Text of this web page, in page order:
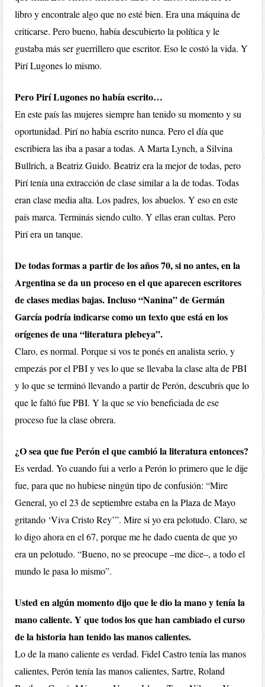
libro y encontrale algo que no esté bien. Era una máquina de
criticarse. Pero bueno, había descubierto la política y le
gustaba más ser guerrillero que escritor. Eso le costó la vida. Y
Pirí Lugones lo mismo.
Pero Pirí Lugones no había escrito…
En este país las mujeres siempre han tenido su momento y su
oportunidad. Pirí no había escrito nunca. Pero el día que
escribiera las iba a pasar a todas. A Marta Lynch, a Silvina
Bullrich, a Beatriz Guido. Beatriz era la mejor de todas, pero
Pirí tenía una extracción de clase similar a la de todas. Todas
eran clase media alta. Los padres, los abuelos. Y eso en este
país marca. Terminás siendo culto. Y ellas eran cultas. Pero
Pirí era un tanque.
De todas formas a partir de los años 70, si no antes, en la
Argentina se da un proceso en el que aparecen escritores
de clases medias bajas. Incluso “Nanina” de Germán
García podría indicarse como un texto que está en los
orígenes de una “literatura plebeya”.
Claro, es normal. Porque si vos te ponés en analista serio, y
empezás por el PBI y ves lo que se llevaba la clase alta de PBI
y lo que se terminó llevando a partir de Perón, descubrís que lo
que le faltó fue PBI. Y la que se vio beneficiada de ese
proceso fue la clase obrera.
¿O sea que fue Perón el que cambió la literatura entonces?
Es verdad. Yo cuando fui a verlo a Perón lo primero que le dije
fue, para que no hubiese ningún tipo de confusión: “Mire
General, yo el 23 de septiembre estaba en la Plaza de Mayo
gritando ‘Viva Cristo Rey’”. Mire si yo era pelotudo. Claro, se
lo digo ahora en el 67, porque me he dado cuenta de que yo
era un pelotudo. “Bueno, no se preocupe –me dice–, a todo el
mundo le pasa lo mismo”.
Usted en algún momento dijo que le dio la mano y tenía la
mano caliente. Y que todos los que han cambiado el curso
de la historia han tenido las manos calientes.
Lo de la mano caliente es verdad. Fidel Castro tenía las manos
calientes, Perón tenía las manos calientes, Sartre, Roland